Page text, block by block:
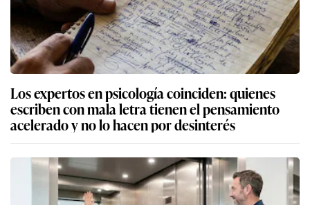
Los expertos en psicología coinciden: quienes
escriben con mala letra tienen el pensamiento
acelerado y no lo hacen por desinterés